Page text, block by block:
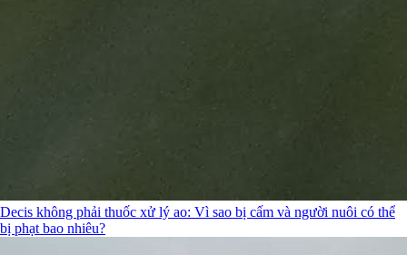
Decis không phải thuốc xử lý ao: Vì sao bị cấm và người nuôi có thể
bị phạt bao nhiêu?